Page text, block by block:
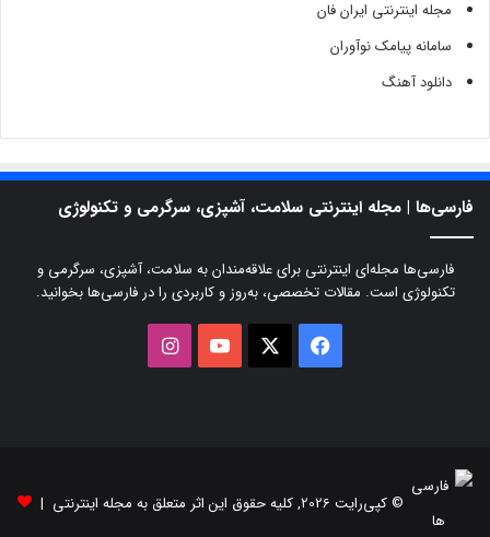
مجله اینترنتی ایران فان
سامانه پیامک نوآوران
دانلود آهنگ
فارسی‌ها | مجله اینترنتی سلامت، آشپزی، سرگرمی و تکنولوژی
فارسی‌ها مجله‌ای اینترنتی برای علاقه‌مندان به سلامت، آشپزی، سرگرمی و
تکنولوژی است. مقالات تخصصی، به‌روز و کاربردی را در فارسی‌ها بخوانید.
فیسبوک یوتیوب
© کپی‌رایت 2026, کلیه حقوق این اثر متعلق به مجله اینترنتی |